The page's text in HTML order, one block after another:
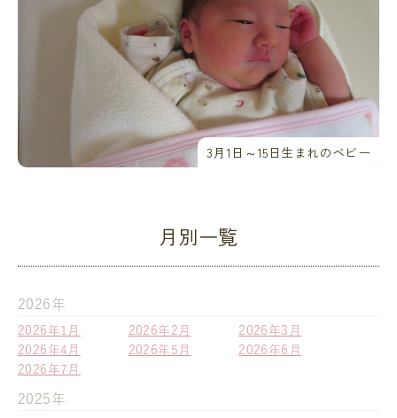
3月1日～15日生まれのベビー
月別一覧
2026年
2026年1月 2026年2月
2026年3月
2026年4月
2026年5月
2026年6月
2026年7月
2025年